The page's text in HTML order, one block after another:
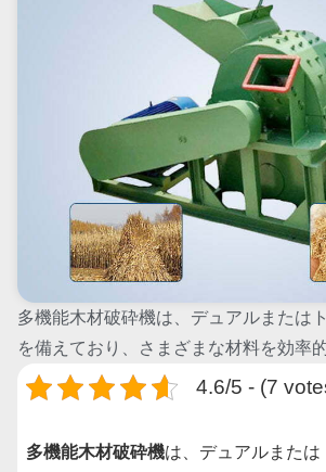
多機能木材破砕機は、デュアルまたは
を備えており、さまざまな材料を効率
4.6/5 - (7
多機能木材破砕機は、デュアルまたは